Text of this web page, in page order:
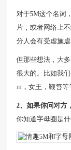
对于5M这个名词
片，或者网络上
分人会有受虐施虐
但那些想法，大
很大的。比如我
m，女王，鞭笞等
2、如果你问对方
你知道字母圈是